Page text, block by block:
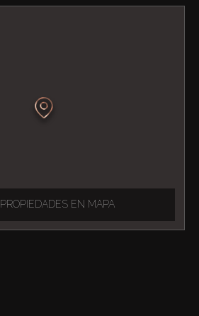
PROPIEDADES EN MAPA